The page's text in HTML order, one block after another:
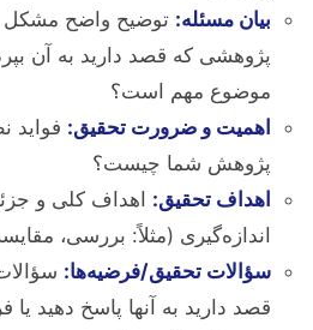
بیان مسئله: توضیح واضح مشکل
پژوهشی که قصد دارید به آن
موضوع مهم است؟
اهمیت و ضرورت تحقیق: فواید
پژوهش شما چیست؟
اهداف تحقیق: اهداف کلی و
اندازه‌گیری (مثلاً: بررسی،
سؤالات تحقیق/فرضیه‌ها:
قصد دارید به آنها پاسخ دهید یا